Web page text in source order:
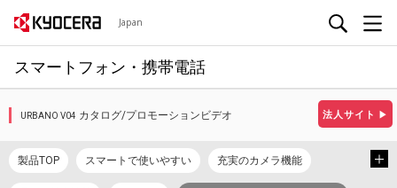
Japan
スマートフォン・携帯電話
法人サイト ▶
URBANO V04 カタログ/プロモーションビデオ
製品TOP スマートで使いやすい 充実のカメラ機能